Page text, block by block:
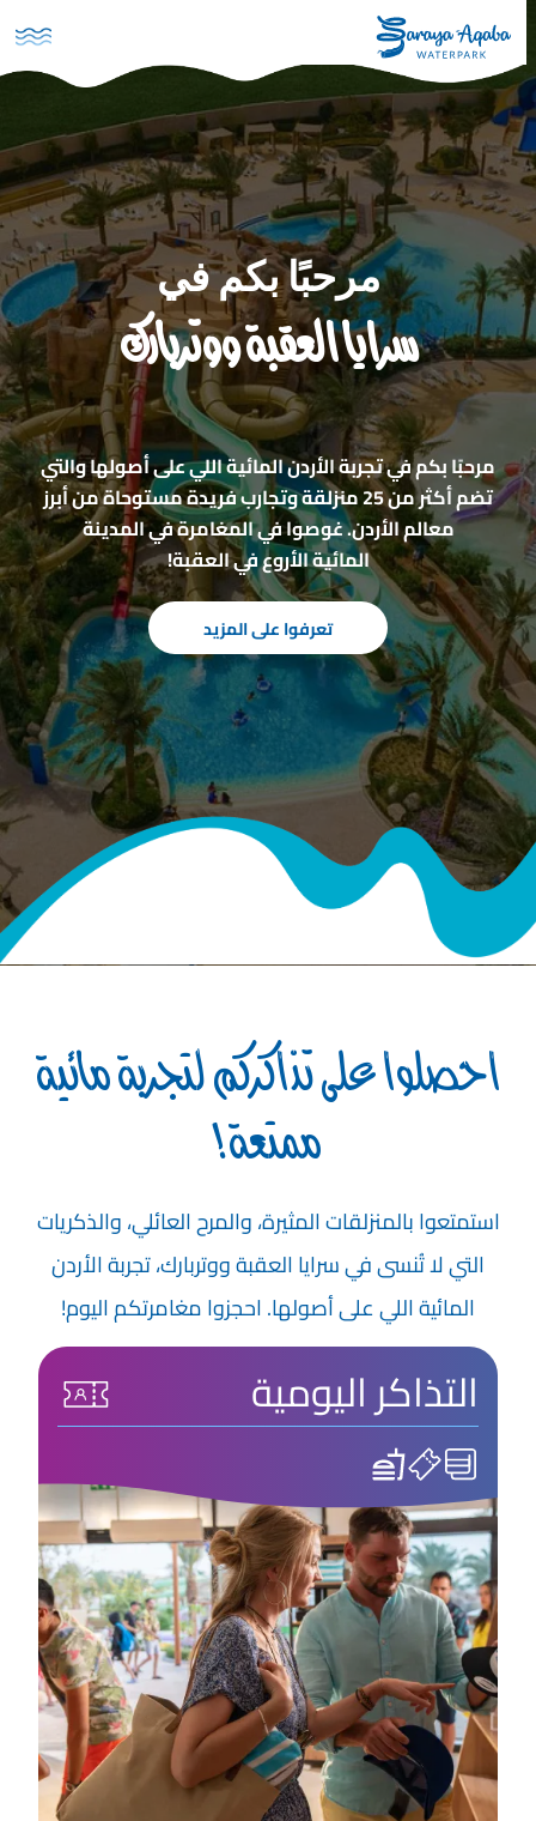
تجاوز إلى المحتوى الرئيسي
مرحبًا بكم في
سرايا العقبة ووتربارك
مرحبًا بكم في تجربة الأردن المائية اللي على أصولها والتي
تضم أكثر من 25 منزلقة وتجارب فريدة مستوحاة من أبرز
معالم الأردن. غوصوا في المغامرة في المدينة
المائية الأروع في العقبة!
تعرفوا على المزيد
احصلوا على تذاكركم لتجربة مائية
ممتعة!
استمتعوا بالمنزلقات المثيرة، والمرح العائلي، والذكريات
التي لا تُنسى في سرايا العقبة ووتربارك، تجربة الأردن
المائية اللي على أصولها. احجزوا مغامرتكم اليوم!
التذاكر اليومية